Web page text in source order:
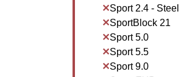
Sport 2.4 - Steel
SportBlock 21
Sport 5.0
Sport 5.5
Sport 9.0